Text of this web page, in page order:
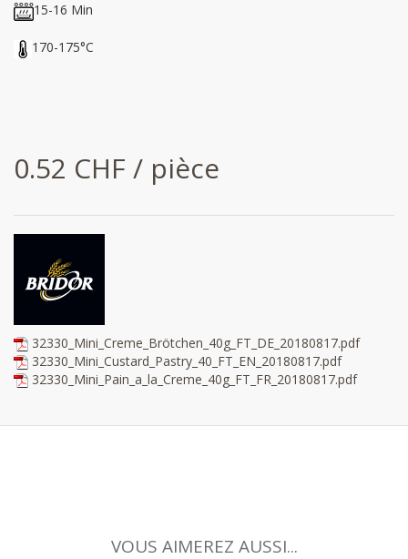
15-16 Min
170-175°C
0.52 CHF / pièce
32330_Mini_Creme_Brötchen_40g_FT_DE_20180817.pdf
32330_Mini_Custard_Pastry_40_FT_EN_20180817.pdf
32330_Mini_Pain_a_la_Creme_40g_FT_FR_20180817.pdf
VOUS AIMEREZ AUSSI...